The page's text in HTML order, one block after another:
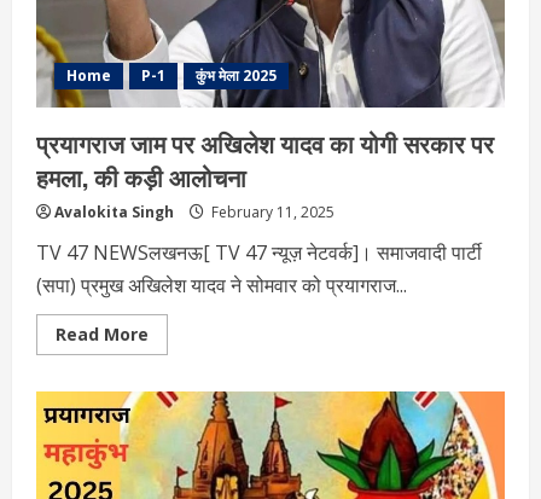
Home P-1 कुंभ मेला 2025
प्रयागराज जाम पर अखिलेश यादव का योगी सरकार पर
हमला, की कड़ी आलोचना
Avalokita Singh February 11, 2025
TV 47 NEWSलखनऊ[ TV 47 न्यूज़ नेटवर्क]। समाजवादी पार्टी
(सपा) प्रमुख अखिलेश यादव ने सोमवार को प्रयागराज...
Read More
more
जाम
पर
अखिलेश
का
योगी